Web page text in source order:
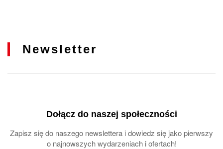
Newsletter
Dołącz do naszej społeczności
Zapisz się do naszego newslettera i dowiedz się jako pierwszy
o najnowszych wydarzeniach i ofertach!